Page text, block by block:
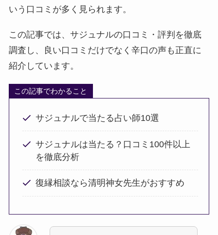
いう口コミが多く見られます。
この記事では、サジュナルの口コミ・評判を徹底
調査し、良い口コミだけでなく辛口の声も正直に
紹介しています。
この記事でわかること
サジュナルで当たる占い師10選
サジュナルは当たる？口コミ100件以上
を徹底分析
復縁相談なら清明神女先生がおすすめ